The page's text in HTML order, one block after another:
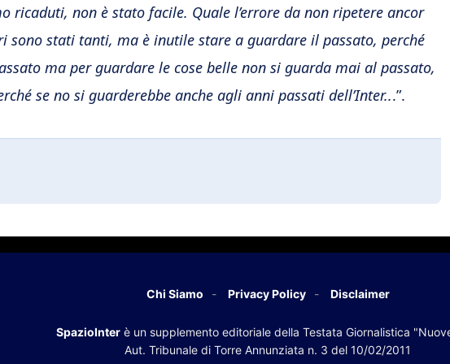
non è stato facile. Quale l’errore da non ripetere ancor
stati tanti, ma è inutile stare a guardare il passato, perché
ma per guardare le cose belle non si guarda mai al passato,
se no si guarderebbe anche agli anni passati dell’Inter...”.
Chi Siamo Privacy Policy Disclaimer
SpazioInterè un supplemento editoriale della Testata Giornalistica
Aut. Tribunale di Torre Annunziata n. 3 del 10/02/2011